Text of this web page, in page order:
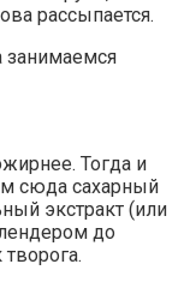
рассыпается.
занимаемся
Тогда и
сюда сахарный
экстракт (или
до